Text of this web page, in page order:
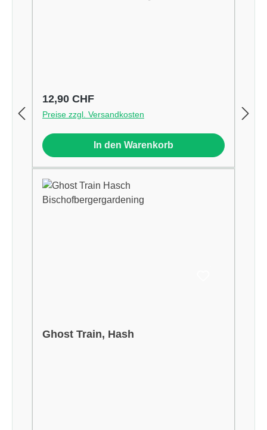
Regulärer Preis:
12,90 CHF
Preise zzgl. Versandkosten
In den Warenkorb
Ghost Train, Hash